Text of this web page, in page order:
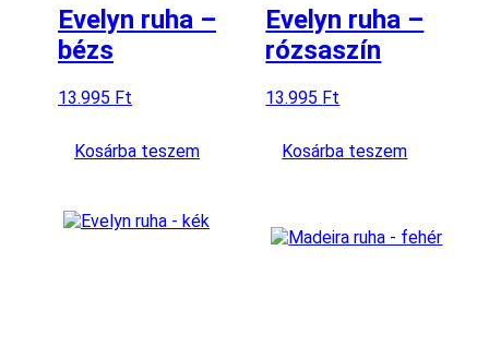
Evelyn ruha –
bézs
13.995 Ft
Kosárba teszem
Evelyn ruha –
rózsaszín
13.995 Ft
Kosárba teszem